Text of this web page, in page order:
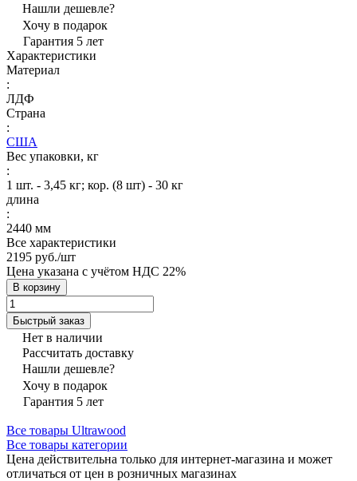
Нашли дешевле?
Хочу в подарок
Гарантия 5 лет
Характеристики
Материал
:
ЛДФ
Страна
:
США
Вес упаковки, кг
:
1 шт. - 3,45 кг; кор. (8 шт) - 30 кг
длина
:
2440 мм
Все характеристики
2195 руб./шт
Цена указана с учётом НДС 22%
В корзину
Быстрый заказ
Нет в наличии
Рассчитать доставку
Нашли дешевле?
Хочу в подарок
Гарантия 5 лет
Все товары Ultrawood
Все товары категории
Цена действительна только для интернет-магазина и может
отличаться от цен в розничных магазинах